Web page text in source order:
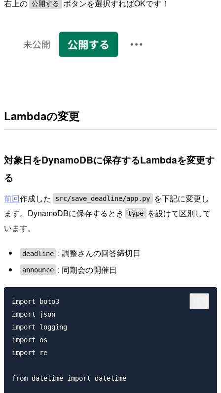
右上の 公開する ボタンを選択すればOKです！
Lambdaの変更
対象日をDynamoDBに保存するLambdaを変更す
る
前回作成した src/save_deadline/app.py
を下記に変更し
ます。DynamoDBに保存するとき
type
を設けて区別して
います。
deadline : 調整さんの回答締切日
announce : 同期会の開催日
import boto3
import json
import logging
import os
import re
from datetime import datetime